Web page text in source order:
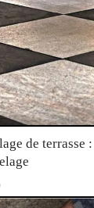
de terrasse